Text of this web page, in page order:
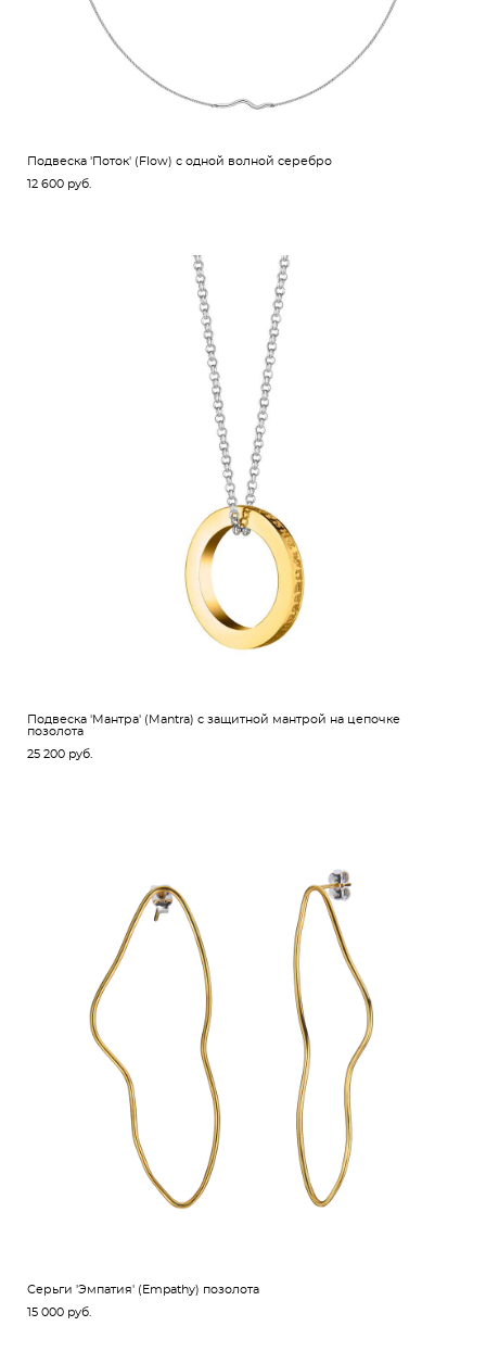
Подвеска 'Поток' (Flow) с одной волной серебро
12 600 pуб.
Подвеска 'Мантра' (Mantra) с защитной мантрой на цепочке
позолота
25 200 pуб.
Серьги 'Эмпатия' (Empathy) позолота
15 000 pуб.